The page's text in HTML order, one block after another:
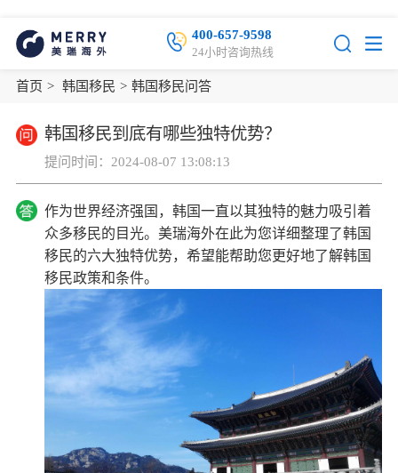
400-657-9598
24小时咨询热线
首页 > 韩国移民 > 韩国移民问答
韩国移民到底有哪些独特优势？
提问时间：2024-08-07 13:08:13
作为世界经济强国，韩国一直以其独特的魅力吸引着
众多移民的目光。美瑞海外在此为您详细整理了韩国
移民的六大独特优势，希望能帮助您更好地了解韩国
移民政策和条件。